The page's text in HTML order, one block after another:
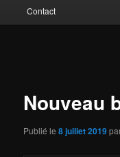
Contact
Nouveau
Publié le8 juillet 2019